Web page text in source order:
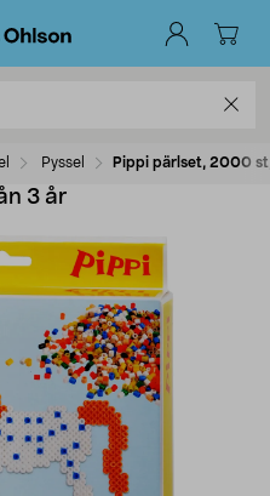
Pyssel Pippi pärlset, 2000
3 år